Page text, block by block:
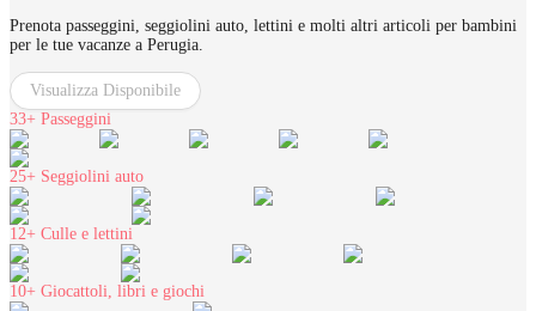
Prenota passeggini, seggiolini auto, lettini e molti altri articoli per bambini
per le tue vacanze a Perugia.
Visualizza Disponibile
33+ Passeggini
25+ Seggiolini auto
12+ Culle e lettini
10+ Giocattoli, libri e giochi